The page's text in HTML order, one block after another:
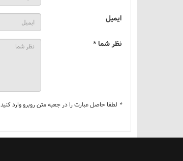
ایمیل
نظر شما *
* لطفا حاصل عبارت را در جعبه متن روبرو وارد کنید